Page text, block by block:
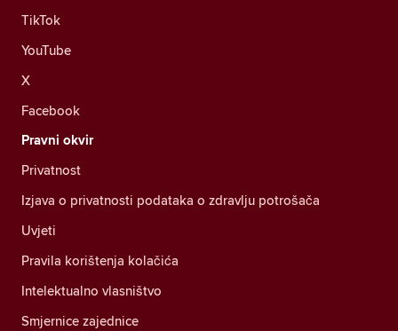
TikTok
YouTube
X
Facebook
Pravni okvir
Privatnost
Izjava o privatnosti podataka o zdravlju potrošača
Uvjeti
Pravila korištenja kolačića
Intelektualno vlasništvo
Smjernice zajednice